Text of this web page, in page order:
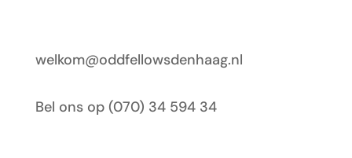
welkom@oddfellowsdenhaag.nl
Bel ons op (070) 34 594 34